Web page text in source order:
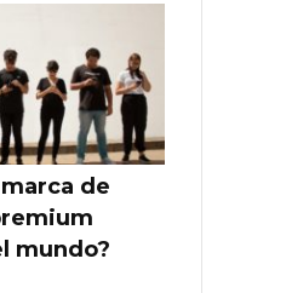
marca de
mundo?